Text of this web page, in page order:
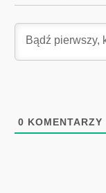
0 KOMENTARZY